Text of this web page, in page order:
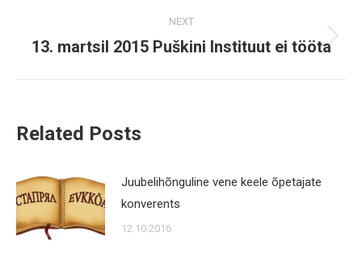
NEXT
Next
13. martsil 2015 Puškini Instituut ei tööta
Related Posts
Juubelihõnguline vene keele õpetajate
konverents
12.10.2016